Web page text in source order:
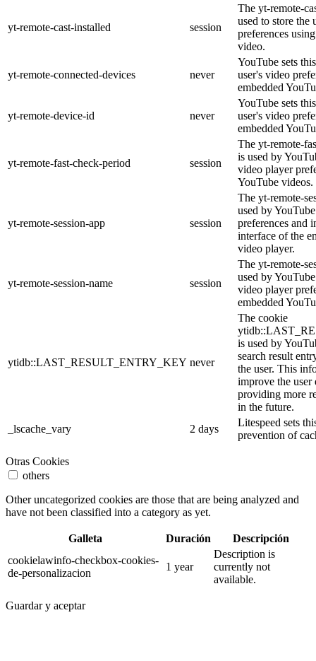
yt-remote-cast-installed session
The yt-remote-
used to store the
preferences
video.
yt-remote-connected-devices never
YouTube sets
user's video
embedded
yt-remote-device-id never
YouTube sets
user's video
embedded
yt-remote-fast-check-period session
The yt-remote-
is used by
video player
YouTube videos.
yt-remote-session-app session
The yt-remote-
used by
preferences and
interface of the
video player.
yt-remote-session-name session
The yt-remote-
used by
video player
embedded
ytidb::LAST_RESULT_ENTRY_KEY never
The cookie
is used by
search result
the user. This
improve the user
providing more
in the future.
_lscache_vary
2 days
Litespeed sets
prevention of
Otras Cookies
others
Other uncategorized cookies are those that are being analyzed and
have not been classified into a category as yet.
Galleta Duración
Descripción
cookielawinfo-checkbox-cookies-
de-personalizacion
1 year
Description is
currently not
available.
Guardar y aceptar